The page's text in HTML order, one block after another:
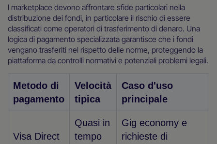
I marketplace devono affrontare sfide particolari nella
distribuzione dei fondi, in particolare il rischio di essere
classificati come operatori di trasferimento di denaro. Una
logica di pagamento specializzata garantisce che i fondi
vengano trasferiti nel rispetto delle norme, proteggendo la
piattaforma da controlli normativi e potenziali problemi legali.
Metodo di
pagamento
Velocità
tipica
Caso d'uso
principale
Visa Direct
Quasi in
tempo
Gig economy e
richieste di